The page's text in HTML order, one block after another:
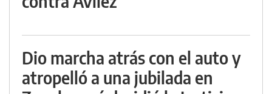
Dio marcha atrás con el auto y
atropelló a una jubilada en